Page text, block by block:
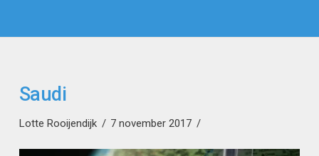
Saudi
Lotte Rooijendijk 7 november 2017